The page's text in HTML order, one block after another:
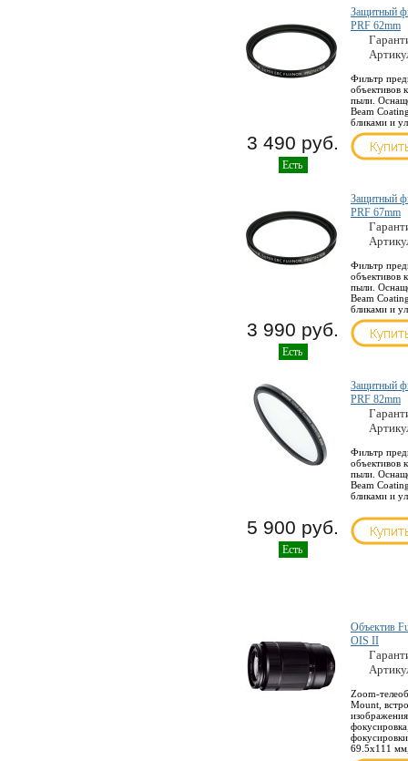
Защитный
PRF 62mm
Фильтр
объективов
пыли.
Beam
бликами и
3 490 руб.
Есть
Защитный
PRF 67mm
Фильтр
объективов
пыли.
Beam
бликами и
3 990 руб.
Есть
Защитный
PRF 82mm
Фильтр
объективов
пыли.
Beam
бликами и
5 900 руб.
Есть
Объектив
OIS II
Zoom-
Mount,
69.5x111